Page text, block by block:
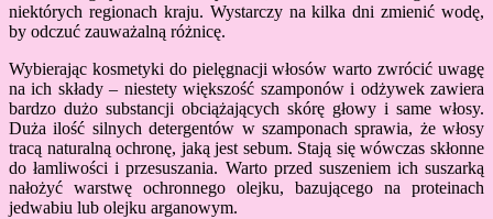
niektórych regionach kraju. Wystarczy na kilka dni zmienić wodę,
by odczuć zauważalną różnicę.
Wybierając kosmetyki do pielęgnacji włosów warto zwrócić uwagę
na ich składy – niestety większość szamponów i odżywek zawiera
bardzo dużo substancji obciążających skórę głowy i same włosy.
Duża ilość silnych detergentów w szamponach sprawia, że włosy
tracą naturalną ochronę, jaką jest sebum. Stają się wówczas skłonne
do łamliwości i przesuszania. Warto przed suszeniem ich suszarką
nałożyć warstwę ochronnego olejku, bazującego na proteinach
jedwabiu lub olejku arganowym.